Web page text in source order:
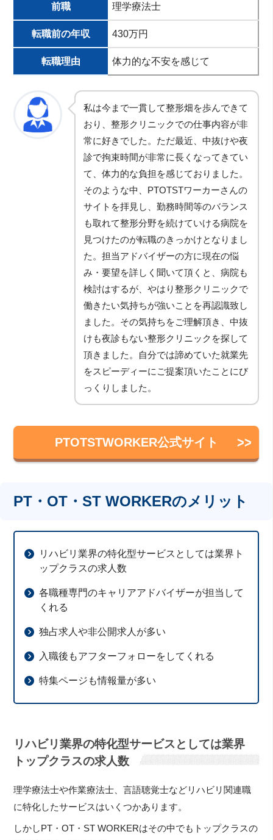
前職 理学療法士
転職前の年収 430万円
転職理由 体力的な不安を感じて
私は今まで一貫して整形畑を歩んできて
おり、整形クリニックでの仕事内容が非
常に好きでした。ただ最近、中抜けや夜
診で拘束時間が非常に長くなってきてい
て、体力的な負担を感じておりました。
そのような中、PTOTSTワーカーさんの
サイトを拝見し、勤務時間等のバランス
も取れて整形分野を続けていける病院を
見つけたのが転職のきっかけとなりまし
た。担当アドバイザーの方に現在の悩
み・要望を詳しく聞いて頂くと、病院も
検討はするが、やはり整形クリニックで
働きたい気持ちが強いことを再認識致し
ました。その気持ちをご理解頂き、中抜
けも夜診もない整形クリニックを探して
頂きました。自分では諦めていた就業先
をスピーディーにご提案頂いたことにび
っくりしました。
PTOTSTWORKER公式サイト
PT・OT・ST WORKERのメリット
リハビリ業界の特化型サービスとしては業界ト
ップクラスの求人数
各職種専門のキャリアアドバイザーが担当して
くれる
独占求人や非公開求人が多い
入職後もアフターフォローをしてくれる
特集ページも情報量が多い
リハビリ業界の特化型サービスとしては業界
トップクラスの求人数
理学療法士や作業療法士、言語聴覚士などリハビリ関連職
に特化したサービスはいくつかあります。
しかしPT・OT・ST WORKERはその中でもトップクラスの